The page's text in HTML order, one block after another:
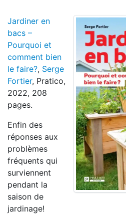
Jardiner en
bacs –
Pourquoi et
comment bien
le faire?, Serge
Fortier, Pratico,
2022, 208
pages.
Enfin des
réponses aux
problèmes
fréquents qui
surviennent
pendant la
saison de
jardinage!